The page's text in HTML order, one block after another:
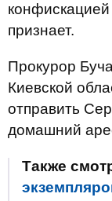
признает.
Прокурор
Киевской
отправить
домашний
Также